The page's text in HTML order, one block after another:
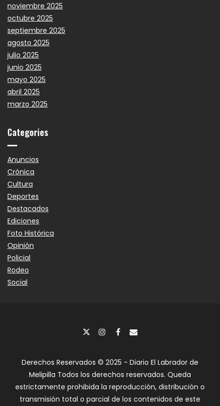
noviembre 2025
octubre 2025
septiembre 2025
agosto 2025
julio 2025
junio 2025
mayo 2025
abril 2025
marzo 2025
Categories
Anuncios
Crónica
Cultura
Deportes
Destacados
Ediciones
Foto Histórica
Opinión
Policial
Rodeo
Social
Derechos Reservados © 2025 - Diario El Labrador de
Melipilla Todos los derechos reservados. Queda
estrictamente prohibida la reproducción, distribución o
transmisión total o parcial de los contenidos de este